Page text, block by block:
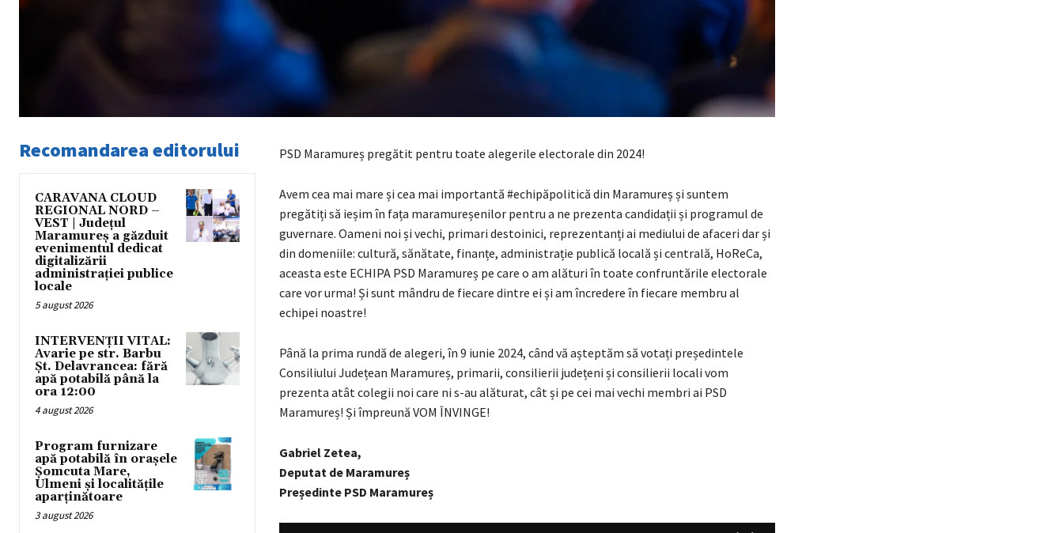
Recomandarea editorului
CARAVANA CLOUD
REGIONAL NORD –
VEST | Județul
Maramureș a găzduit
evenimentul dedicat
digitalizării
administrației publice
locale
5 august 2026
INTERVENȚII VITAL:
Avarie pe str. Barbu
Șt. Delavrancea: fără
apă potabilă până la
ora 12:00
4 august 2026
Program furnizare
apă potabilă în orașele
Șomcuta Mare,
Ulmeni și localitățile
aparținătoare
3 august 2026
PSD Maramureș pregătit pentru toate alegerile electorale din 2024!
Avem cea mai mare și cea mai importantă #echipăpolitică din Maramureș și suntem
pregătiți să ieșim în fața maramureșenilor pentru a ne prezenta candidații și programul de
guvernare. Oameni noi și vechi, primari destoinici, reprezentanți ai mediului de afaceri dar și
din domeniile: cultură, sănătate, finanțe, administrație publică locală și centrală, HoReCa,
aceasta este ECHIPA PSD Maramureș pe care o am alături în toate confruntările electorale
care vor urma! Și sunt mândru de fiecare dintre ei și am încredere în fiecare membru al
echipei noastre!
Până la prima rundă de alegeri, în 9 iunie 2024, când vă așteptăm să votați președintele
Consiliului Județean Maramureș, primarii, consilierii județeni și consilierii locali vom
prezenta atât colegii noi care ni s-au alăturat, cât și pe cei mai vechi membri ai PSD
Maramureș! Și împreună VOM ÎNVINGE!
Gabriel Zetea,
Deputat de Maramureș
Președinte PSD Maramureș